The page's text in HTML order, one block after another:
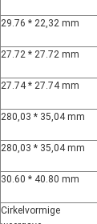
29.76 * 22,32 mm
27.72 * 27.72 mm
27.74 * 27.74 mm
280,03 * 35,04 mm
280,03 * 35,04 mm
30.60 * 40.80 mm
Cirkelvormige